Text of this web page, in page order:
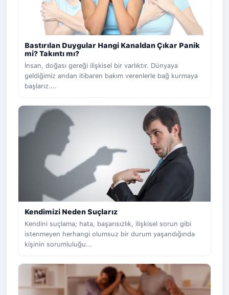
Bastırılan Duygular Hangi Kanaldan Çıkar Panik
mi? Takıntı mı?
İnsan, doğası gereği ilişkisel bir varlıktır. Dünyaya
geldiğimiz andan itibaren bakım verenlerle bağ kurmaya
başlarız....
Kendimizi Neden Suçlarız
Kendini suçlama; hata, başarısızlık, ilişkisel sorun gibi
istenmeyen herhangi olumsuz bir durum yaşandığında
kişinin sorumluluğu...